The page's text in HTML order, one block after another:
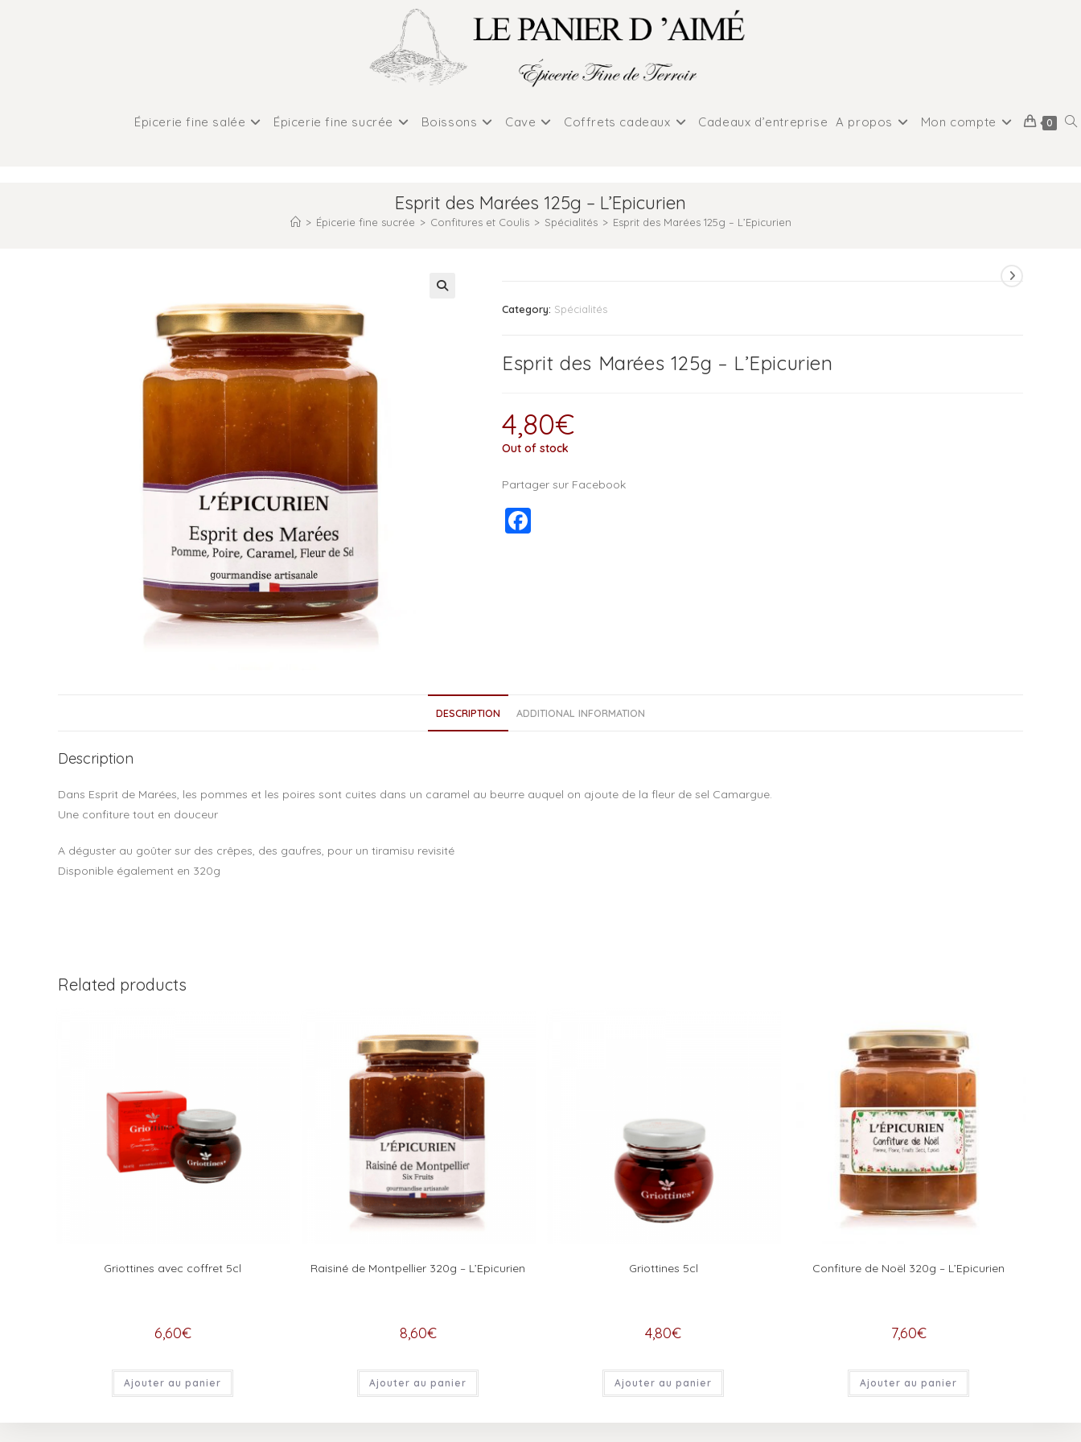
Épicerie fine salée Épicerie fine sucrée Boissons Cave Coffrets cadeaux Cadeaux d’entreprise A propos Mon compte 0
Esprit des Marées 125g – L’Epicurien
> Épicerie fine sucrée > Confitures et Coulis > Spécialités > Esprit des Marées 125g – L’Epicurien
Category: Spécialités
Esprit des Marées 125g – L’Epicurien
4,80€
Out of stock
Partager sur Facebook
k
DESCRIPTION ADDITIONAL INFORMATION
Description
Dans Esprit de Marées, les pommes et les poires sont cuites dans un caramel au beurre auquel on ajoute de la fleur de sel Camargue.
Une confiture tout en douceur
A déguster au goûter sur des crêpes, des gaufres, pour un tiramisu revisité
Disponible également en 320g
Related products
Griottines avec coffret 5cl
6,60€
Ajouter au panier
Raisiné de Montpellier 320g – L’Epicurien
8,60€
Ajouter au panier
Griottines 5cl
4,80€
Ajouter au panier
Confiture de Noël 320g – L’Epicurien
7,60€
Ajouter au panier